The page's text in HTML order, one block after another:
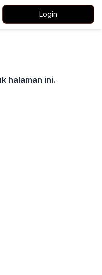
Login
halaman ini.